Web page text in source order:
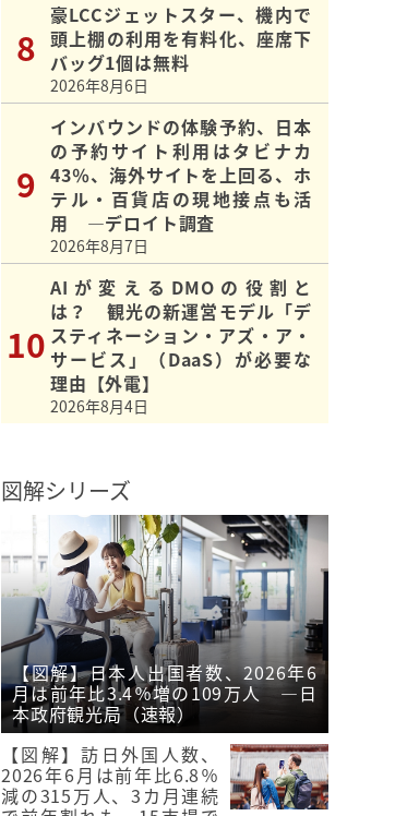
豪LCCジェットスター、機内で
頭上棚の利用を有料化、座席下
バッグ1個は無料
2026年8月6日
インバウンドの体験予約、日本
の予約サイト利用はタビナカ
43％、海外サイトを上回る、ホ
テル・百貨店の現地接点も活
用 ―デロイト調査
2026年8月7日
AIが変えるDMOの役割と
は？ 観光の新運営モデル「デ
スティネーション・アズ・ア・
サービス」（DaaS）が必要な
理由【外電】
2026年8月4日
図解シリーズ
【図解】日本人出国者数、2026年6
月は前年比3.4％増の109万人 ―日
本政府観光局（速報）
【図解】訪日外国人数、
2026年6月は前年比6.8％
減の315万人、3カ月連続